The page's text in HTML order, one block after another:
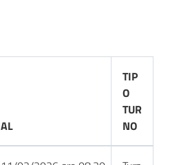
AL
TIP
O
TUR
NO